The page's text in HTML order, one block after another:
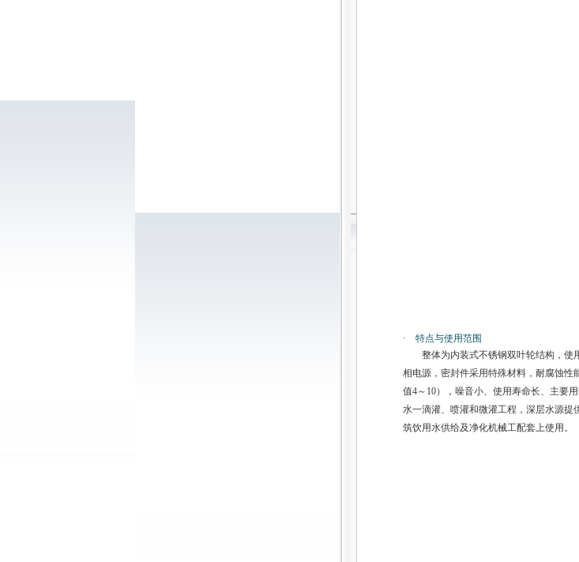
· 特点与使用范围
整体为内装式不锈钢双叶轮结构，使
相电源，密封件采用特殊材料，耐腐蚀性
值4～10），噪音小、使用寿命长、主要
水一滴灌、喷灌和微灌工程，深层水源提
筑饮用水供给及净化机械工配套上使用。